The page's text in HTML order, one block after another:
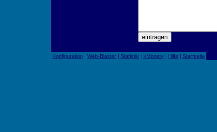
Konfiguration| Web-Blaster| Statistik | »Monet«| Hilfe| Startseite